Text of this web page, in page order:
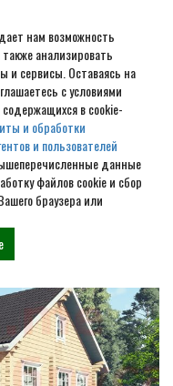
нам возможность
анализировать
и сервисы. Оставаясь на
с условиями
в cookie-
и обработки
и пользователей
данные
файлов cookie и сбор
браузера или
под